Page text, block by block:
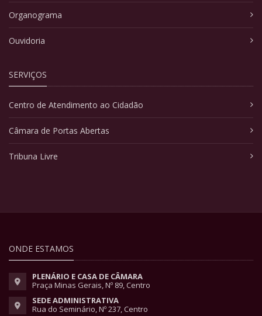
Organograma
Ouvidoria
SERVIÇOS
Centro de Atendimento ao Cidadão
Câmara de Portas Abertas
Tribuna Livre
ONDE ESTAMOS
PLENÁRIO E CASA DE CÂMARA
Praça Minas Gerais, Nº 89, Centro
SEDE ADMINISTRATIVA
Rua do Seminário, Nº 237, Centro